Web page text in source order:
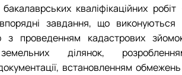
кваліфікаційних робіт
завдання, що виконуються
з проведенням кадастрових
ділянок,
встановленням обмежень